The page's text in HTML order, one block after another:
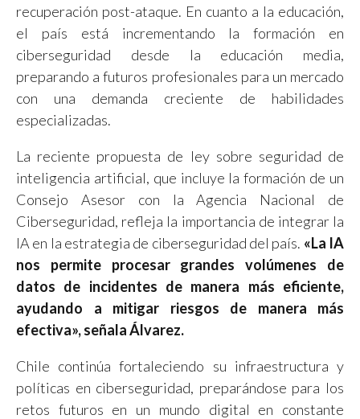
recuperación post-ataque. En cuanto a la educación,
el país está incrementando la formación en
ciberseguridad desde la educación media,
preparando a futuros profesionales para un mercado
con una demanda creciente de habilidades
especializadas.
La reciente propuesta de ley sobre seguridad de
inteligencia artificial, que incluye la formación de un
Consejo Asesor con la Agencia Nacional de
Ciberseguridad, refleja la importancia de integrar la
IA en la estrategia de ciberseguridad del país. «La IA
nos permite procesar grandes volúmenes de
datos de incidentes de manera más eficiente,
ayudando a mitigar riesgos de manera más
efectiva», señala Álvarez.
Chile continúa fortaleciendo su infraestructura y
políticas en ciberseguridad, preparándose para los
retos futuros en un mundo digital en constante